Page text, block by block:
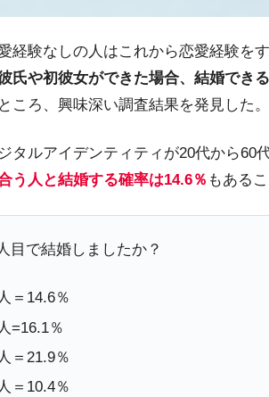
経験なしの人はこれから恋愛経験を
氏や初彼女ができた場合、結婚でき
ころ、興味深い調査結果を発見した。
タルアイデンティティが20代から60
う人と結婚する確率は14.6％ もある
目で結婚しましたか？
＝14.6％
=16.1％
＝21.9％
＝10.4％